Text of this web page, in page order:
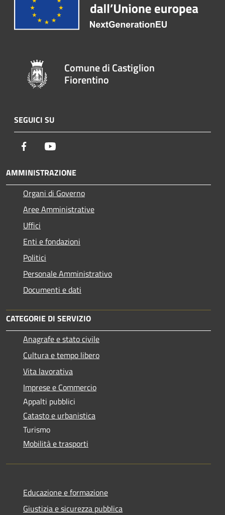
Comune di Castiglion
Fiorentino
SEGUICI SU
Facebook
AMMINISTRAZIONE
Organi di Governo
Aree Amministrative
Uffici
Enti e fondazioni
Politici
Personale Amministrativo
Documenti e dati
CATEGORIE DI SERVIZIO
Anagrafe e stato civile
Cultura e tempo libero
Vita lavorativa
Imprese e Commercio
Appalti pubblici
Catasto e urbanistica
Turismo
Mobilità e trasporti
Educazione e formazione
Giustizia e sicurezza pubblica